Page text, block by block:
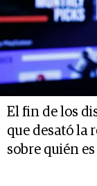
El fin de los
que desató la
sobre quién